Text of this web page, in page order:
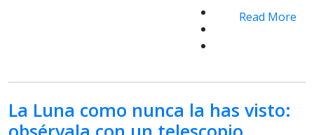
Read More
La Luna como nunca la has visto: